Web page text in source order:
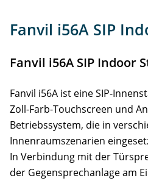
Fanvil i56A SIP
Fanvil i56A SIP Indoor
Fanvil i56A ist eine SIP-
Zoll-Farb-Touchscreen und
Betriebssystem, die in
Innenraumszenarien
In Verbindung mit der
der Gegensprechanlage am